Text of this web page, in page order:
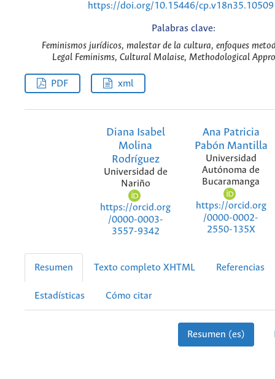
https://doi.org/10.15446/
Palabras clave:
Feminismos jurídicos, malestar de la cultura, enfoques
Legal Feminisms, Cultural Malaise, Methodological
PDF xml
Diana Isabel
Molina
Rodríguez
Universidad de
Nariño
https://orcid.org
/0000-0003-
3557-9342
Ana Patricia
Pabón Mantilla
Universidad
Autónoma de
Bucaramanga
https://orcid.org
/0000-0002-
2550-135X
Resumen Texto completo XHTML Referencias
Estadísticas Cómo citar
Resumen (es)